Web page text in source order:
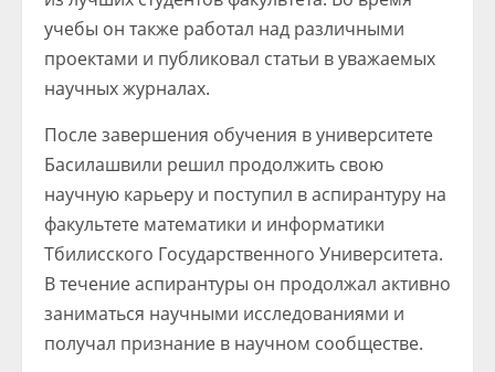
учебы он также работал над различными
проектами и публиковал статьи в уважаемых
научных журналах.
После завершения обучения в университете
Басилашвили решил продолжить свою
научную карьеру и поступил в аспирантуру на
факультете математики и информатики
Тбилисского Государственного Университета.
В течение аспирантуры он продолжал активно
заниматься научными исследованиями и
получал признание в научном сообществе.